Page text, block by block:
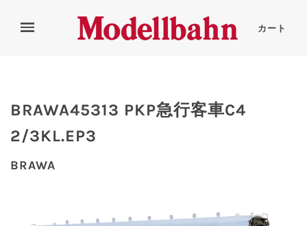
カート
BRAWA45313 PKP急行客車C4
2/3KL.EP3
BRAWA